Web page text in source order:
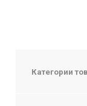
Категории